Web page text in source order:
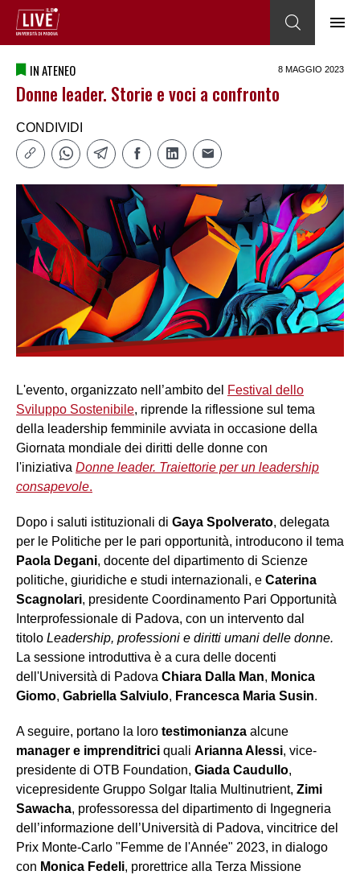
IN ATENEO 8 MAGGIO 2023
Donne leader. Storie e voci a confronto
CONDIVIDI
L'evento, organizzato nell’ambito del Festival dello
Sviluppo Sostenibile, riprende la riflessione sul tema
della leadership femminile avviata in occasione della
Giornata mondiale dei diritti delle donne con
l'iniziativa Donne leader. Traiettorie per un leadership
consapevole.
Dopo i saluti istituzionali di Gaya Spolverato, delegata
per le Politiche per le pari opportunità, introducono il tema
Paola Degani, docente del dipartimento di Scienze
politiche, giuridiche e studi internazionali, e Caterina
Scagnolari, presidente Coordinamento Pari Opportunità
Interprofessionale di Padova, con un intervento dal
titolo Leadership, professioni e diritti umani delle donne.
La sessione introduttiva è a cura delle docenti
dell'Università di Padova Chiara Dalla Man, Monica
Giomo, Gabriella Salviulo, Francesca Maria Susin.
A seguire, portano la loro testimonianza alcune
manager e imprenditrici quali Arianna Alessi, vice-
presidente di OTB Foundation, Giada Caudullo,
vicepresidente Gruppo Solgar Italia Multinutrient, Zimi
Sawacha, professoressa del dipartimento di Ingegneria
dell’informazione dell’Università di Padova, vincitrice del
Prix Monte-Carlo "Femme de l'Année" 2023, in dialogo
con Monica Fedeli, prorettrice alla Terza Missione